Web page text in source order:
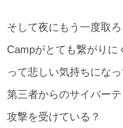
そして夜にもう一度取
Campがとても繋がりに
って悲しい気持ちになっ
第三者からのサイバー
攻撃を受けている？